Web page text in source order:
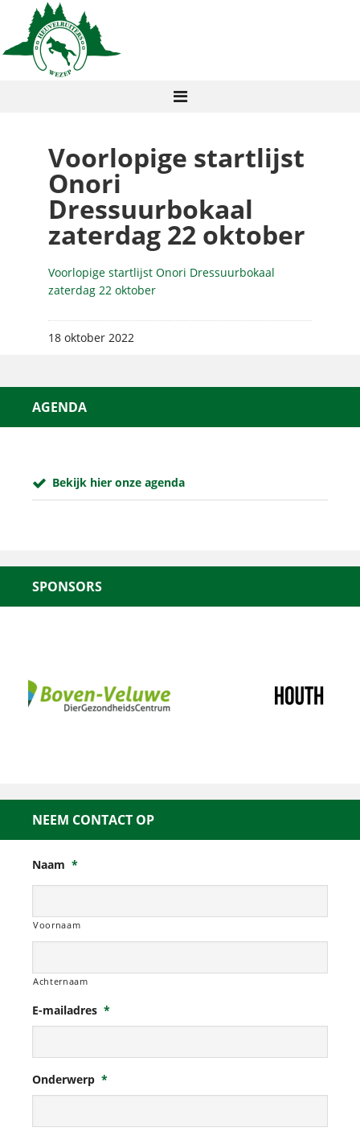
Voorlopige startlijst
Onori
Dressuurbokaal
zaterdag 22 oktober
Voorlopige startlijst Onori Dressuurbokaal
zaterdag 22 oktober
18 oktober 2022
AGENDA
Bekijk hier onze agenda
SPONSORS
NEEM CONTACT OP
Naam *
Voornaam
Achternaam
E-mailadres *
Onderwerp *